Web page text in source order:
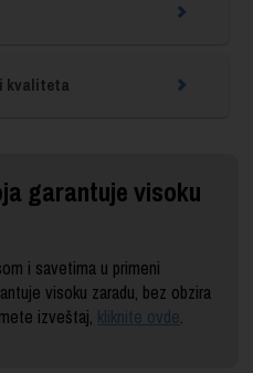
kvaliteta
garantuje visoku
i savetima u primeni
visoku zaradu, bez obzira
izveštaj, kliknite ovde.